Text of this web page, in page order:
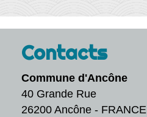
Contacts
Commune d'Ancône
40 Grande Rue
26200 Ancône - FRANCE